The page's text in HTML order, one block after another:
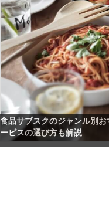
やサ 新宿のおすすめ居酒
会・合コンに使える